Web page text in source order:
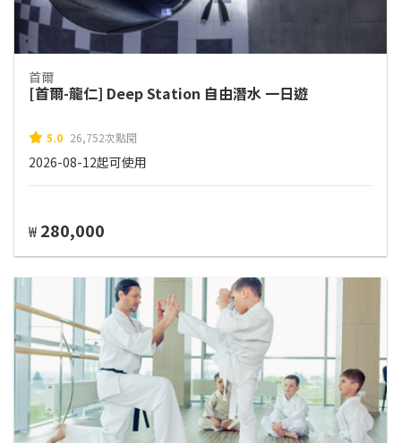
首爾
[首爾-龍仁] Deep Station 自由潛水 一日遊
5.0 26,752次點閱
2026-08-12起可使用
₩ 280,000